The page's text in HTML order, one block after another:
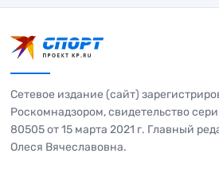
Сетевое издание (сайт)
Роскомнадзором, свидетельство
80505 от 15 марта 2021 г. Главный
Олеся Вячеславовна.